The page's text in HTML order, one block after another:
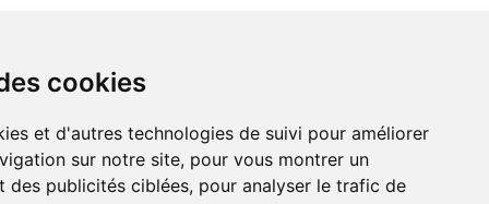
cookies
et d'autres technologies de suivi pour améliorer
sur notre site, pour vous montrer un
des publicités ciblées, pour analyser le trafic de